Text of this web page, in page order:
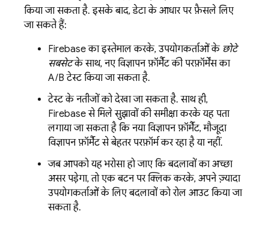
किया जा सकता है. इसके बाद, डेटा के आधार पर फ़ैसले लिए
जा सकते हैं:
Firebase का इस्तेमाल करके, उपयोगकर्ताओं के छोटे
सबसेटके साथ, नए विज्ञापन फ़ॉर्मैट की परफ़ॉर्मेंस का
A/B टेस्ट किया जा सकता है.
टेस्ट के नतीजों को देखा जा सकता है. साथ ही,
Firebase से मिले सुझावों की समीक्षा करके यह पता
लगाया जा सकता है कि नया विज्ञापन फ़ॉर्मैट, मौजूदा
विज्ञापन फ़ॉर्मैट से बेहतर परफ़ॉर्म कर रहा है या नहीं.
जब आपको यह भरोसा हो जाए कि बदलावों का अच्छा
असर पड़ेगा, तो एक बटन पर क्लिक करके, अपने ज़्यादा
उपयोगकर्ताओं के लिए बदलावों को रोल आउट किया जा
सकता है.